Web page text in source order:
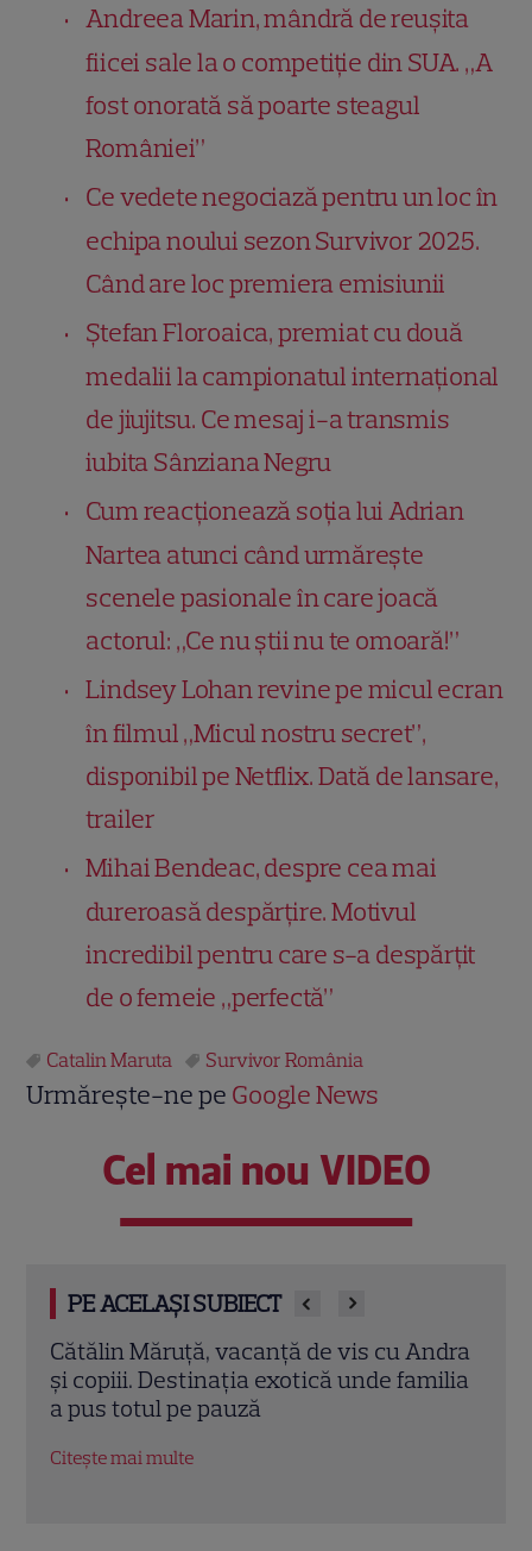
Andreea Marin, mândră de reușita
fiicei sale la o competiție din SUA. „A
fost onorată să poarte steagul
României”
Ce vedete negociază pentru un loc în
echipa noului sezon Survivor 2025.
Când are loc premiera emisiunii
Ștefan Floroaica, premiat cu două
medalii la campionatul internațional
de jiujitsu. Ce mesaj i-a transmis
iubita Sânziana Negru
Cum reacționează soția lui Adrian
Nartea atunci când urmărește
scenele pasionale în care joacă
actorul: „Ce nu știi nu te omoară!”
Lindsey Lohan revine pe micul ecran
în filmul „Micul nostru secret”,
disponibil pe Netflix. Dată de lansare,
trailer
Mihai Bendeac, despre cea mai
dureroasă despărțire. Motivul
incredibil pentru care s-a despărțit
de o femeie „perfectă”
Catalin Maruta Survivor România
Urmărește-ne pe Google News
Cel mai nou VIDEO
PE ACELAȘI SUBIECT
Cătălin Măruță, vacanță de vis cu Andra
și copiii. Destinația exotică unde familia
a pus totul pe pauză
Citește mai multe